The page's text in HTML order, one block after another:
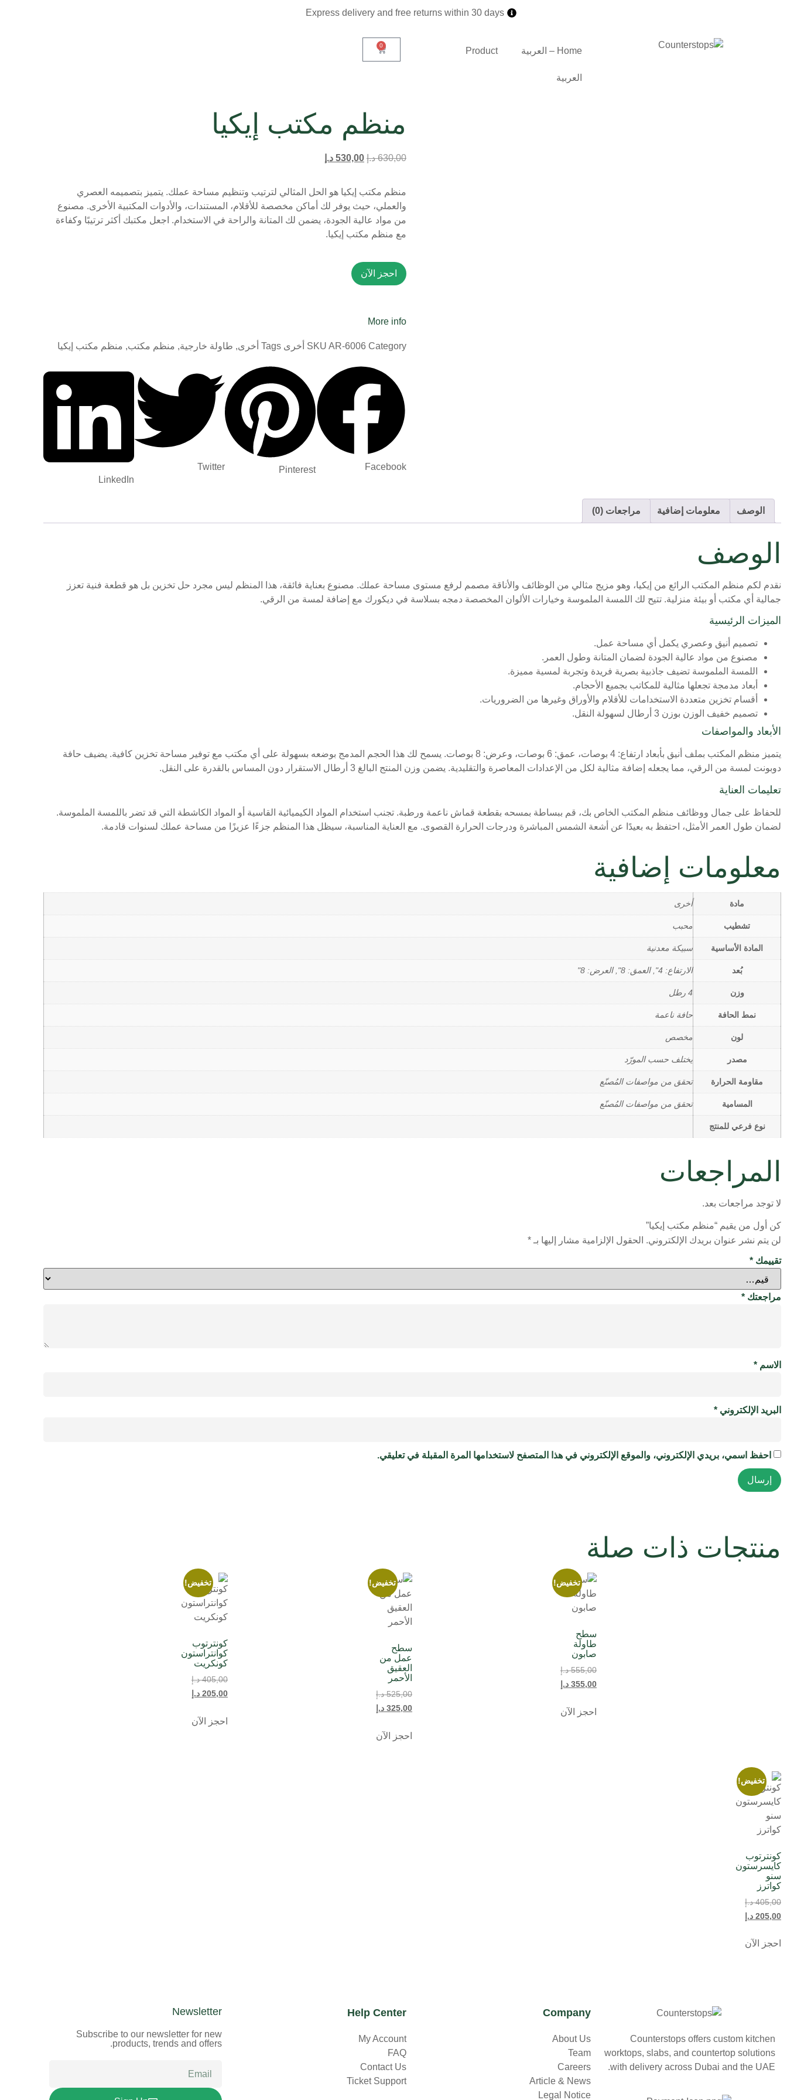
Express delivery and free returns within 30 days
Home – العربية Product
العربية
0
منظم مكتب إيكيا
630,00 د.إ 530,00 د.إ
منظم مكتب إيكيا هو الحل المثالي لترتيب وتنظيم مساحة عملك. يتميز بتصميمه العصري
والعملي، حيث يوفر لك أماكن مخصصة للأقلام، المستندات، والأدوات المكتبية الأخرى. مصنوع
من مواد عالية الجودة، يضمن لك المتانة والراحة في الاستخدام. اجعل مكتبك أكثر ترتيبًا وكفاءة
مع منظم مكتب إيكيا.
احجز الآن
More info
SKU AR-6006 Category أخرى Tags أخرى, طاولة خارجية, منظم مكتب, منظم مكتب إيكيا
Facebook
Pinterest
Twitter
LinkedIn
الوصف معلومات إضافية مراجعات (0)
الوصف
نقدم لكم منظم المكتب الرائع من إيكيا، وهو مزيج مثالي من الوظائف والأناقة مصمم لرفع مستوى مساحة عملك. مصنوع بعناية فائقة، هذا المنظم ليس مجرد حل تخزين بل هو قطعة فنية تعزز
جمالية أي مكتب أو بيئة منزلية. تتيح لك اللمسة الملموسة وخيارات الألوان المخصصة دمجه بسلاسة في ديكورك مع إضافة لمسة من الرقي.
الميزات الرئيسية
تصميم أنيق وعصري يكمل أي مساحة عمل.
مصنوع من مواد عالية الجودة لضمان المتانة وطول العمر.
اللمسة الملموسة تضيف جاذبية بصرية فريدة وتجربة لمسية مميزة.
أبعاد مدمجة تجعلها مثالية للمكاتب بجميع الأحجام.
أقسام تخزين متعددة الاستخدامات للأقلام والأوراق وغيرها من الضروريات.
تصميم خفيف الوزن بوزن 3 أرطال لسهولة النقل.
الأبعاد والمواصفات
يتميز منظم المكتب بملف أنيق بأبعاد ارتفاع: 4 بوصات، عمق: 6 بوصات، وعرض: 8 بوصات. يسمح لك هذا الحجم المدمج بوضعه بسهولة على أي مكتب مع توفير مساحة تخزين كافية. يضيف حافة
دوبونت لمسة من الرقي، مما يجعله إضافة مثالية لكل من الإعدادات المعاصرة والتقليدية. يضمن وزن المنتج البالغ 3 أرطال الاستقرار دون المساس بالقدرة على النقل.
تعليمات العناية
للحفاظ على جمال ووظائف منظم المكتب الخاص بك، قم ببساطة بمسحه بقطعة قماش ناعمة ورطبة. تجنب استخدام المواد الكيميائية القاسية أو المواد الكاشطة التي قد تضر باللمسة الملموسة.
لضمان طول العمر الأمثل، احتفظ به بعيدًا عن أشعة الشمس المباشرة ودرجات الحرارة القصوى. مع العناية المناسبة، سيظل هذا المنظم جزءًا عزيزًا من مساحة عملك لسنوات قادمة.
معلومات إضافية
مادة أخرى
تشطيب محبب
المادة الأساسية سبيكة معدنية
بُعد الارتفاع: 4", العمق: 8", العرض: 8"
وزن 4 رطل
نمط الحافة حافة ناعمة
لون مخصص
مصدر يختلف حسب المورّد
مقاومة الحرارة تحقق من مواصفات المُصنّع
المسامية تحقق من مواصفات المُصنّع
نوع فرعي للمنتج
المراجعات
لا توجد مراجعات بعد.
كن أول من يقيم “منظم مكتب إيكيا”
لن يتم نشر عنوان بريدك الإلكتروني. الحقول الإلزامية مشار إليها بـ *
تقييمك *
مراجعتك *
الاسم *
البريد الإلكتروني *
احفظ اسمي، بريدي الإلكتروني، والموقع الإلكتروني في هذا المتصفح لاستخدامها المرة المقبلة في تعليقي.
منتجات ذات صلة
تخفيض!
سطح
طاولة
صابون
555,00 د.إ
355,00 د.إ
احجز الآن
تخفيض!
سطح
عمل من
العقيق
الأحمر
525,00 د.إ
325,00 د.إ
احجز الآن
تخفيض!
كونترتوب
كوانتراستون
كونكريت
405,00 د.إ
205,00 د.إ
احجز الآن
تخفيض!
كونترتوب
كايسرستون
سنو
كواترز
405,00 د.إ
205,00 د.إ
احجز الآن
Counterstops offers custom kitchen
worktops, slabs, and countertop solutions
with delivery across Dubai and the UAE.
Company
About Us
Team
Careers
Article & News
Legal Notice
Help Center
My Account
FAQ
Contact Us
Ticket Support
Newsletter
Subscribe to our newsletter for new
products, trends and offers.